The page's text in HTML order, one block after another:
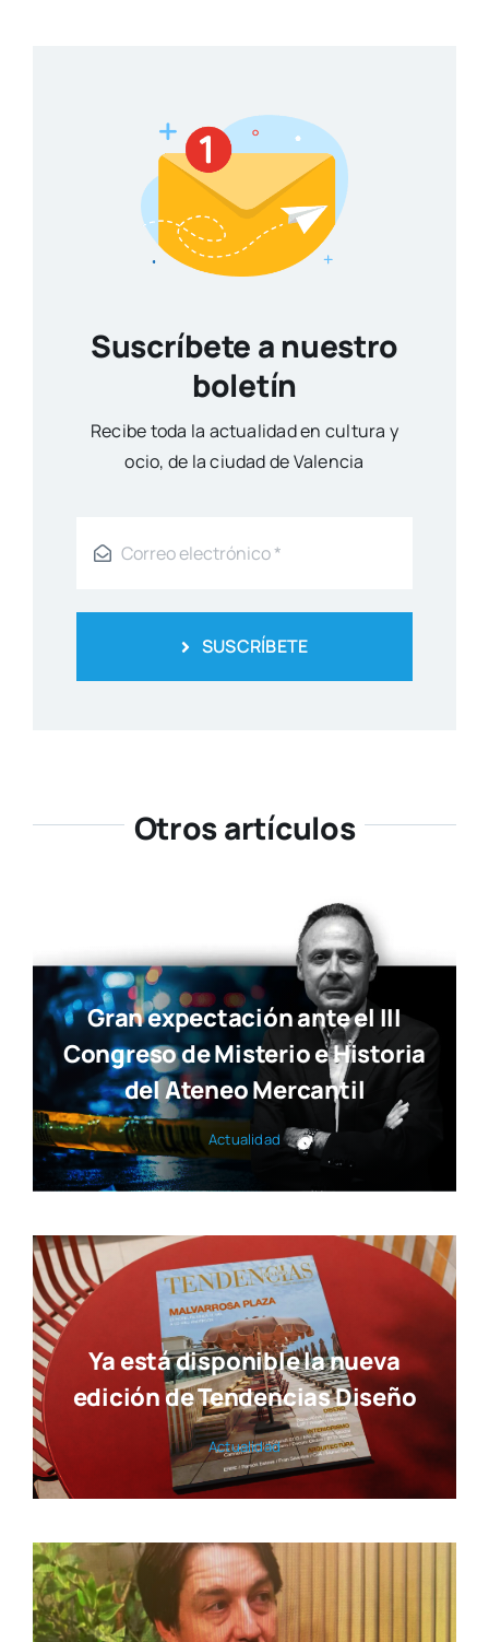
Suscríbete a nuestro
boletín
Reci­be toda la actua­li­dad en cul­tu­ra y
ocio, de la ciu­dad de Valen­cia
SUSCRÍBETE
Otros artículos
Gran expectación ante el III
Congreso de Misterio e Historia
del Ateneo Mercantil
Actua­li­dad
Ya está disponible la nueva
edición de Tendencias Diseño
Actua­li­dad